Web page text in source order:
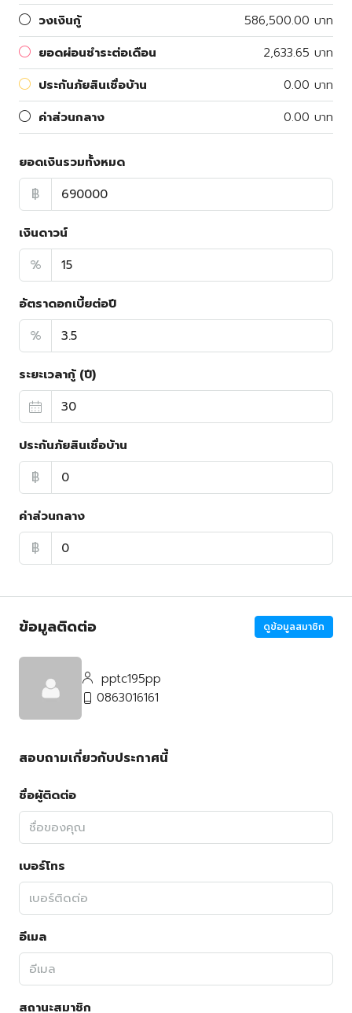
วงเงินกู้
586,500.00 บาท
ยอดผ่อนชำระต่อเดือน
2,633.65 บาท
ประกันภัยสินเชื่อบ้าน
0.00 บาท
ค่าส่วนกลาง
0.00 บาท
ยอดเงินรวมทั้งหมด
฿
เงินดาวน์
%
อัตราดอกเบี้ยต่อปี
%
ระยะเวลากู้ (ปี)
ประกันภัยสินเชื่อบ้าน
฿
ค่าส่วนกลาง
฿
ข้อมูลติดต่อ ดูข้อมูลสมาชิก
pptc195pp
0863016161
สอบถามเกี่ยวกับประกาศนี้
ชื่อผู้ติดต่อ
เบอร์โทร
อีเมล
สถานะสมาชิก